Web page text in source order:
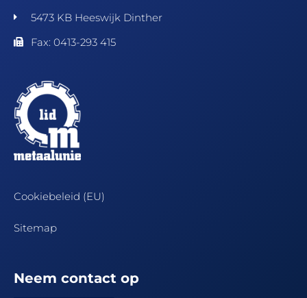
5473 KB Heeswijk Dinther
Fax: 0413-293 415
Cookiebeleid (EU)
Sitemap
Neem contact op